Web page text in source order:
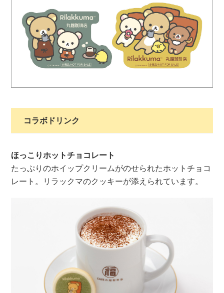
コラボドリンク
ほっこりホットチョコレート
たっぷりのホイップクリームがのせられたホットチョコ
レート。リラックマのクッキーが添えられています。